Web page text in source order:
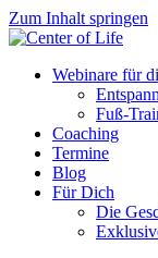
Zum Inhalt springen
Webinare für
Fuß-
Coaching
Termine
Blog
Für Dich
Die